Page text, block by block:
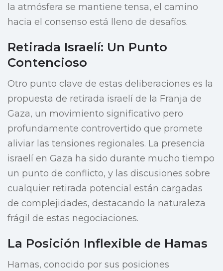
la atmósfera se mantiene tensa, el camino
hacia el consenso está lleno de desafíos.
Retirada Israelí: Un Punto
Contencioso
Otro punto clave de estas deliberaciones es la
propuesta de retirada israelí de la Franja de
Gaza, un movimiento significativo pero
profundamente controvertido que promete
aliviar las tensiones regionales. La presencia
israelí en Gaza ha sido durante mucho tiempo
un punto de conflicto, y las discusiones sobre
cualquier retirada potencial están cargadas
de complejidades, destacando la naturaleza
frágil de estas negociaciones.
La Posición Inflexible de Hamas
Hamas, conocido por sus posiciones